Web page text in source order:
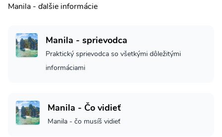
Manila - ďalšie informácie
Manila - sprievodca
Praktický sprievodca so všetkými dôležitými
informáciami
Manila - Čo vidieť
Manila - čo musíš vidieť